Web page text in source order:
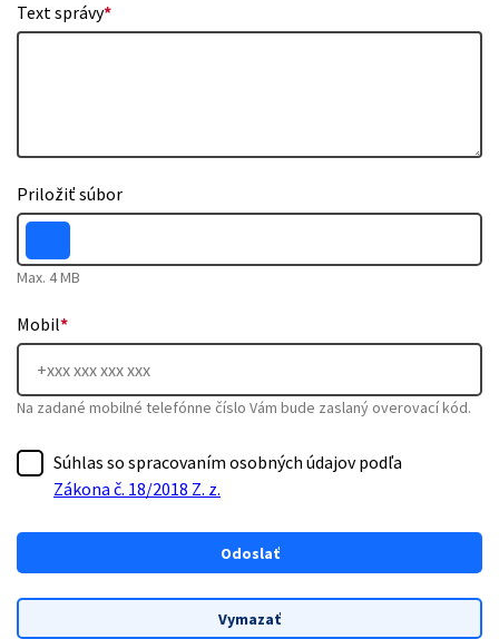
Text správy*
Priložiť súbor
Max. 4 MB
Mobil*
Na zadané mobilné telefónne číslo Vám bude zaslaný overovací kód.
Súhlas so spracovaním osobných údajov podľa
Zákona č. 18/2018 Z. z.